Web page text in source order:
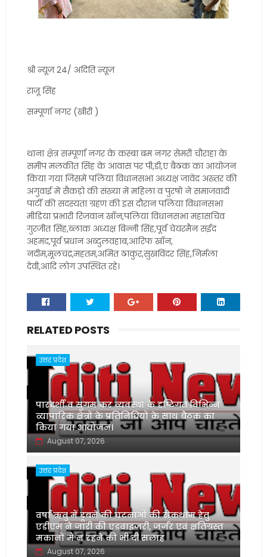
श्री न्यूज़ 24/ अदिति न्यूज़
राजू सिंह
सम्पूर्णा नगर (खीरी )
थाना क्षेत्र सम्पूर्णा नगर के कस्बा बम नगर सेमरी चौराहा के
समीप मलकीत सिंह के आवास पर पी,डी,ए बैठक का आयोजन
किया गया जिसमें पलिया विधानसभा अध्यक्ष जावेद अख्तर की
अगुवाई में सैकड़ो की संख्या में महिला व पुरषो ने समाजवादी
पार्टी की सदस्यता ग्रहण की इस दौरान पलिया विधानसभा
मीडिया प्रभारी रिज़वान खाँन,पलिया विधानसभा महासचिव
गुरजीत सिंह,ब्लाक अध्यक्ष बिन्नी सिंह,पूर्व चेयरमैन सईद
अहमद,पूर्व प्रधान अब्दुलवहाब,आरिफ खाँन,
नदीम,मूलचंद्र,महतम,अमित ठाकुर,सुखविंदर सिंह,निर्मला
देवी,आदि लोग उपस्थित रहे।
RELATED POSTS
उत्तर प्रदेश
पारदर्शी व सुगम कर व्यवस्था के दृष्टिगत विभिन्न
व्यापारिक क्षेत्रों के प्रतिनिधियों के साथ बैठक का
किया गया आयोजन।
August 07, 2026
उत्तर प्रदेश
वर्षा ऋतु में डूबने की घटनाओं की रोकथाम हेतु
एडीएम ने जारी की एडवाइजरी, जर्जर एवं क्षतिग्रस्त
मकानों में न रहने की भी दी सलाह
August 07, 2026